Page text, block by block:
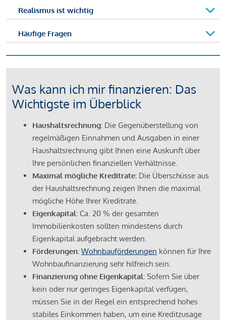
Realismus ist wichtig
Häufige Fragen
Was kann ich mir finanzieren: Das
Wichtigste im Überblick
Haushaltsrechnung: Die Gegenüberstellung von
regelmäßigen Einnahmen und Ausgaben in einer
Haushaltsrechnung gibt Ihnen eine Auskunft über
Ihre persönlichen finanziellen Verhältnisse.
Maximal mögliche Kreditrate: Die Überschüsse aus
der Haushaltsrechnung zeigen Ihnen die maximal
mögliche Höhe Ihrer Kreditrate.
Eigenkapital: Ca. 20 % der gesamten
Immobilienkosten sollten mindestens durch
Eigenkapital aufgebracht werden.
Förderungen: Wohnbauförderungen können für Ihre
Wohnbaufinanzierung sehr hilfreich sein.
Finanzierung ohne Eigenkapital: Sofern Sie über
kein oder nur geringes Eigenkapital verfügen,
müssen Sie in der Regel ein entsprechend hohes
stabiles Einkommen haben, um eine Kreditzusage